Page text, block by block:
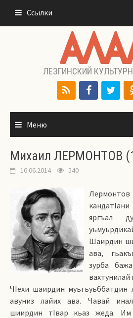
содержимому
Ссылки
ЛЕЗГИНСКИЙ
Меню
Михаил ЛЕРМОНТОВ
16.06.2014 540
яргъал
Шаирдин
ава,
зурба
ЧIехи шаирдин муьгьуьббатдин
авуниз лайих ава. Чавай
шиирдин тIвар кьаз жеда. Им